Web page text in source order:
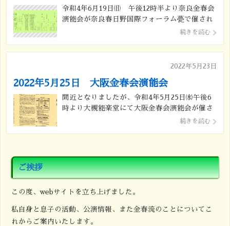
令和4年6月19日㈰ 午後12時半より奈良金春会
演能会が奈良春日野国際フォーラム甍で催され
ます。 仕舞 金春嘉織 中田能光 田中直樹
翔 狂言 魚説経 シテ 茂山千五郎 アド
松本 薫 仕舞 本田芳樹 髙橋 […]
続きを読む
2022年5月23日
2022年5月25日 大阪金春会演能会
間近となりましたが、令和4年5月25日㈬午後6
時より大槻能楽堂にて大阪金春会演能会が催さ
れます。 舞囃子 唐船 金春穂高 舞囃
い […]
続きを読む
ご挨拶
この度、webサイトを立ち上げました。
私自身と息子の活動、公演情報、また金春流のことについてこ
れからご案内いたします。